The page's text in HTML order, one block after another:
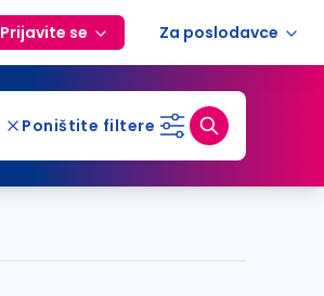
Prijavite se Za poslodavce
Poništite filtere